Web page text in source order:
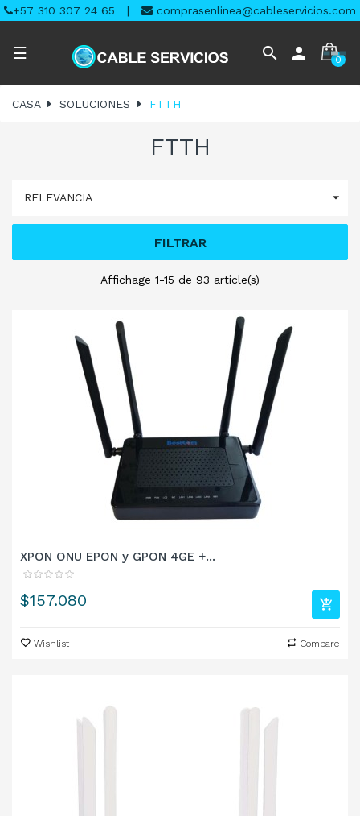
+57 310 307 24 65 | comprasenlinea@cableservicios.com
Navegación
palanca
☰ search person 0
CASA SOLUCIONES FTTH
FTTH
RELEVANCIA 
FILTRAR
Affichage 1-15 de 93 article(s)
XPON ONU EPON y GPON 4GE +...
Precio
$157.080
Wishlist Compare